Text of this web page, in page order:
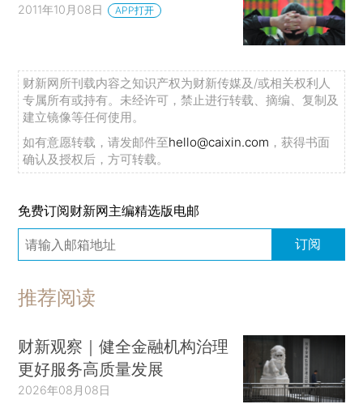
2011年10月08日 APP打开
财新网所刊载内容之知识产权为财新传媒及/或相关权利人
专属所有或持有。未经许可，禁止进行转载、摘编、复制及
建立镜像等任何使用。
如有意愿转载，请发邮件至hello@caixin.com ，获得书面
确认及授权后，方可转载。
免费订阅财新网主编精选版电邮
订阅
推荐阅读
财新观察｜健全金融机构治理
更好服务高质量发展
2026年08月08日